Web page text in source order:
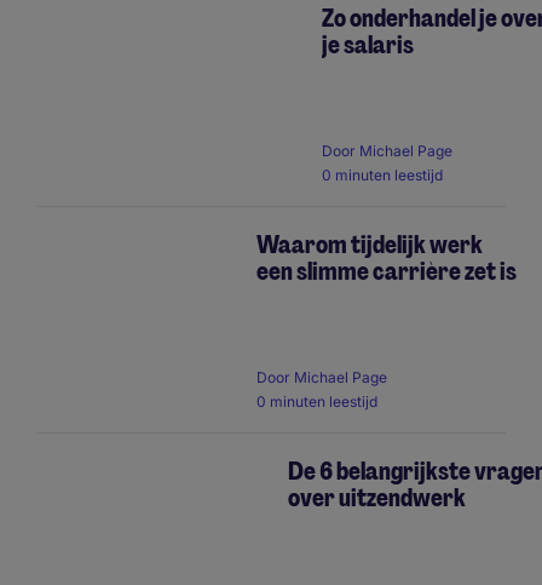
Zo onderhandel je
je salaris
Door Michael Page
0 minuten leestijd
Waarom tijdelijk werk
een slimme carrière zet is
Door Michael Page
0 minuten leestijd
De 6 belangrijkste
over uitzendwerk